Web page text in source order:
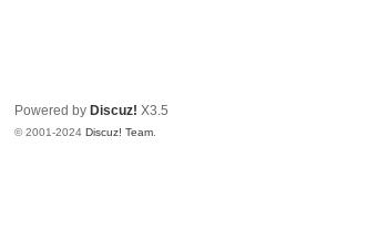
Powered by Discuz! X3.5
© 2001-2024Discuz! Team